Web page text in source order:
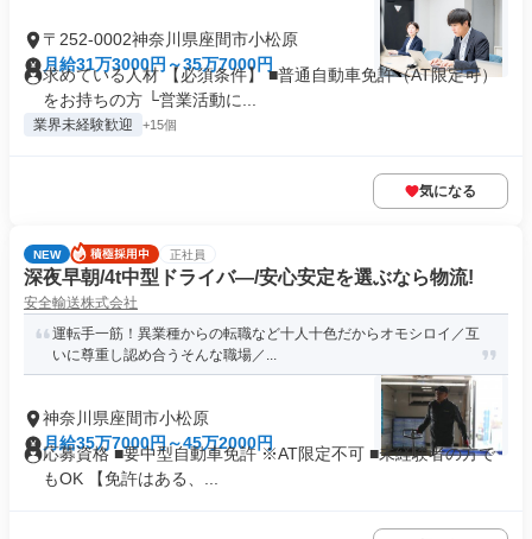
〒252-0002神奈川県座間市小松原
月給31万3000円～35万7000円
求めている人材 【必須条件】 ■普通自動車免許（AT限定可）
をお持ちの方 └営業活動に...
業界未経験歓迎 +15個
気になる
NEW 正社員
深夜早朝/4t中型ドライバ―/安心安定を選ぶなら物流!
安全輸送株式会社
運転手一筋！異業種からの転職など十人十色だからオモシロイ／互
いに尊重し認め合うそんな職場／...
神奈川県座間市小松原
月給35万7000円～45万2000円
応募資格 ■要中型自動車免許 ※AT限定不可 ■未経験者の方で
もOK 【免許はある、...